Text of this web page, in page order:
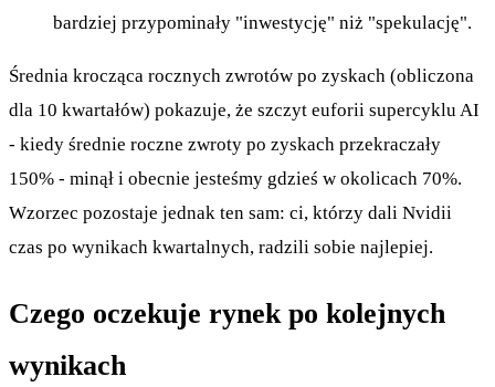
bardziej przypominały "inwestycję" niż "spekulację".
Średnia krocząca rocznych zwrotów po zyskach (obliczona
dla 10 kwartałów) pokazuje, że szczyt euforii supercyklu AI
- kiedy średnie roczne zwroty po zyskach przekraczały
150% - minął i obecnie jesteśmy gdzieś w okolicach 70%.
Wzorzec pozostaje jednak ten sam: ci, którzy dali Nvidii
czas po wynikach kwartalnych, radzili sobie najlepiej.
Czego oczekuje rynek po kolejnych
wynikach